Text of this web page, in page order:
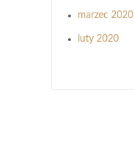
marzec 2020
luty 2020